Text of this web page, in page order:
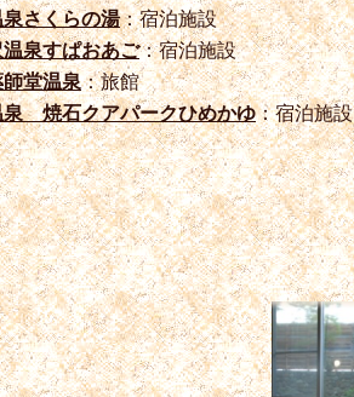
さくらの湯：宿泊施設
泉すぱおあご：宿泊施設
堂温泉：旅館
焼石クアパークひめかゆ：宿泊施設